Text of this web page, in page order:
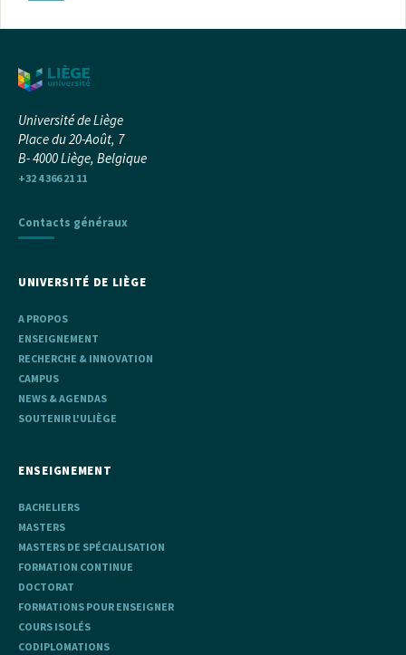
Université de Liège
Place du 20-Août, 7
B- 4000 Liège, Belgique
+32 4 366 21 11
Contacts généraux
UNIVERSITÉ DE LIÈGE
A PROPOS
ENSEIGNEMENT
RECHERCHE & INNOVATION
CAMPUS
NEWS & AGENDAS
SOUTENIR L'ULIÈGE
ENSEIGNEMENT
BACHELIERS
MASTERS
MASTERS DE SPÉCIALISATION
FORMATION CONTINUE
DOCTORAT
FORMATIONS POUR ENSEIGNER
COURS ISOLÉS
CODIPLOMATIONS